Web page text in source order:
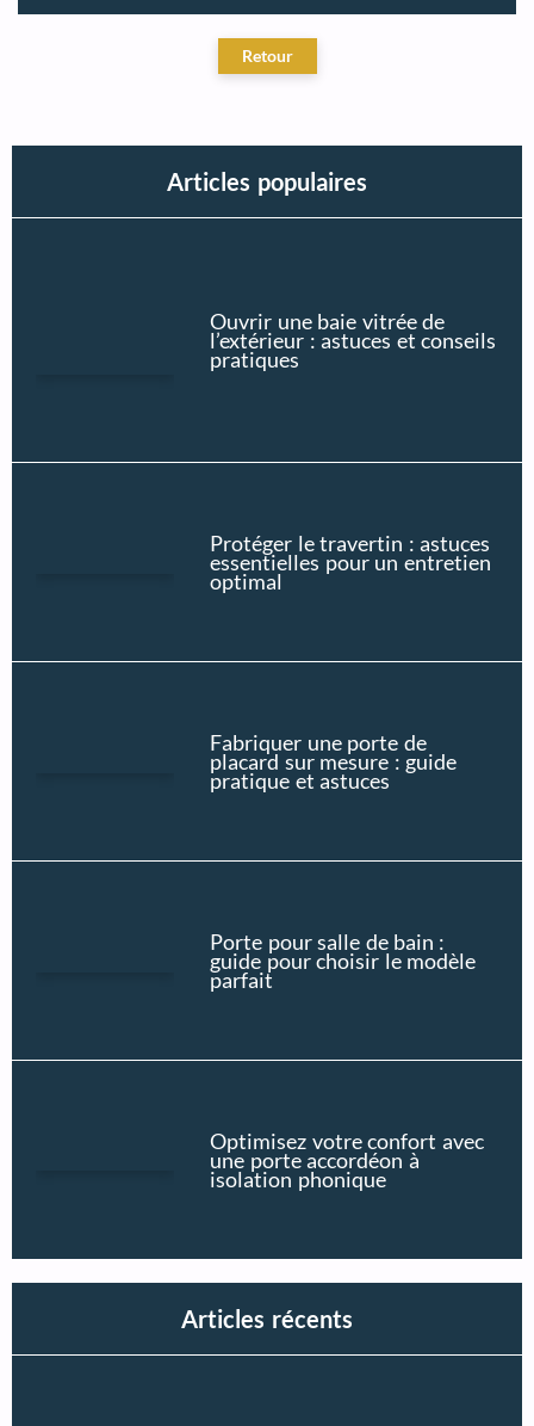
Articles populaires
Ouvrir une baie vitrée de
l’extérieur : astuces et conseils
pratiques
Protéger le travertin : astuces
essentielles pour un entretien
optimal
Fabriquer une porte de
placard sur mesure : guide
pratique et astuces
Porte pour salle de bain :
guide pour choisir le modèle
parfait
Optimisez votre confort avec
une porte accordéon à
isolation phonique
Articles récents